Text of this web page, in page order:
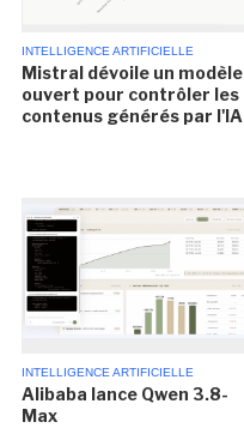
INTELLIGENCE ARTIFICIELLE
Mistral dévoile un modèle
ouvert pour contrôler les
contenus générés par l'IA
INTELLIGENCE ARTIFICIELLE
Alibaba lance Qwen 3.8-
Max